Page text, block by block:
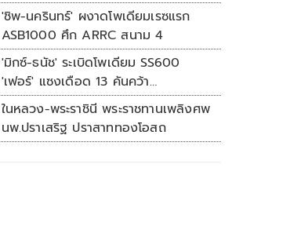
'ชิพ-นครินทร์' ผงาดโพเดียมเรซแรก
ASB1000 ศึก ARRC สนาม 4
'มิกซ์-ธนัช' ระเบิดโพเดียม SS600
'เฟอร์' แซงเดือด 13 คันคว้า
แต้ม ศึก ARRC สนาม 4
ในหลวง-พระราชินี พระราชทานเพลิงศพ
นพ.ปราเสริฐ ปราสาททองโอสถ